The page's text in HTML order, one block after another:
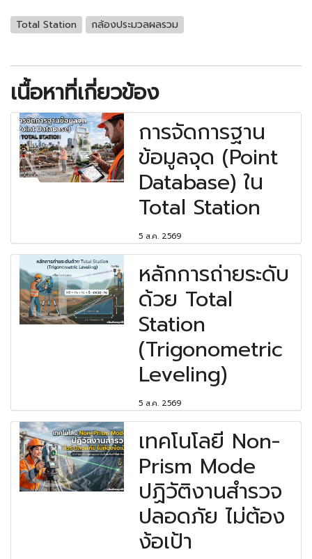
Total Station กล้องประมวลผลรวม
เนื้อหาที่เกี่ยวข้อง
การจัดการฐาน
ข้อมูลจุด (Point
Database) ใน
Total Station
5 ส.ค. 2569
หลักการถ่ายระดับ
ด้วย Total
Station
(Trigonometric
Leveling)
5 ส.ค. 2569
เทคโนโลยี Non-
Prism Mode
ปฏิวัติงานสำรวจ
ปลอดภัย ไม่ต้อง
ง้อเป้า